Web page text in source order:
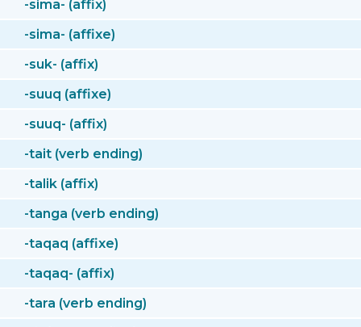
-sima- (affix)
-sima- (affixe)
-suk- (affix)
-suuq (affixe)
-suuq- (affix)
-tait (verb ending)
-talik (affix)
-tanga (verb ending)
-taqaq (affixe)
-taqaq- (affix)
-tara (verb ending)